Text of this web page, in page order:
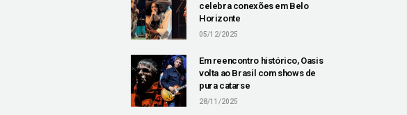
celebra conexões em Belo
Horizonte
05/12/2025
Em reencontro histórico, Oasis
volta ao Brasil com shows de
pura catarse
28/11/2025